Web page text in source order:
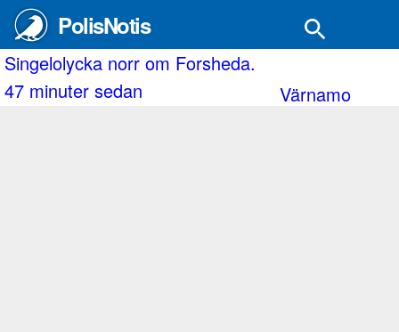
PolisNotis
norr om Forsheda.
minuter sedan
Värnamo